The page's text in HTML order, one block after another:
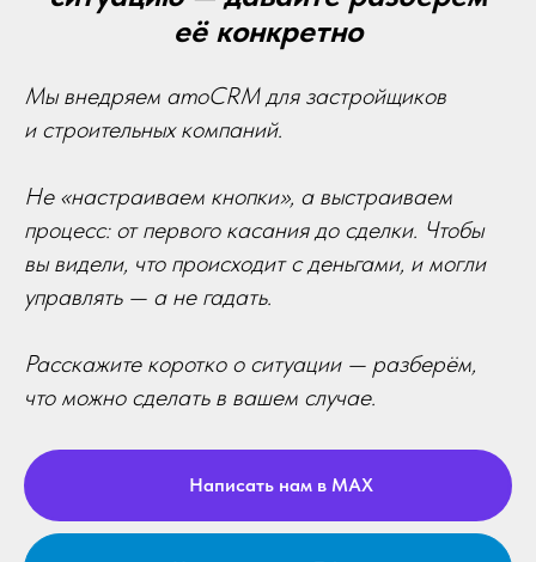
её конкретно
Мы внедряем amoCRM для застройщиков
и строительных компаний.
Не «настраиваем кнопки», а выстраиваем
процесс: от первого касания до сделки. Чтобы
вы видели, что происходит с деньгами, и могли
управлять — а не гадать.
Расскажите коротко о ситуации — разберём,
что можно сделать в вашем случае.
Написать нам в MAX